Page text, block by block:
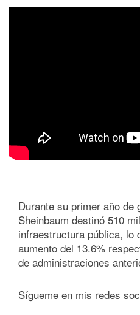
Durante su primer año de
Sheinbaum destinó 510
infraestructura pública, lo
aumento del 13.6%
de administraciones
Sígueme en mis redes